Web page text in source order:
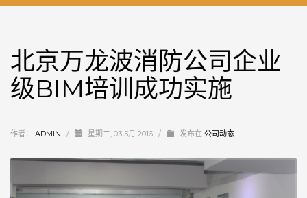
北京万龙波消防公司企业
级BIM培训成功实施
作者： ADMIN / 星期二, 03 5月 2016 / 发布在 公司动态